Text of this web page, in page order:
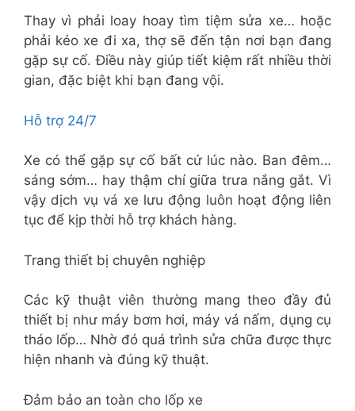
Thay vì phải loay hoay tìm tiệm sửa xe… hoặc
phải kéo xe đi xa, thợ sẽ đến tận nơi bạn đang
gặp sự cố. Điều này giúp tiết kiệm rất nhiều thời
gian, đặc biệt khi bạn đang vội.
Hỗ trợ 24/7
Xe có thể gặp sự cố bất cứ lúc nào. Ban đêm…
sáng sớm… hay thậm chí giữa trưa nắng gắt. Vì
vậy dịch vụ vá xe lưu động luôn hoạt động liên
tục để kịp thời hỗ trợ khách hàng.
Trang thiết bị chuyên nghiệp
Các kỹ thuật viên thường mang theo đầy đủ
thiết bị như máy bơm hơi, máy vá nấm, dụng cụ
tháo lốp… Nhờ đó quá trình sửa chữa được thực
hiện nhanh và đúng kỹ thuật.
Đảm bảo an toàn cho lốp xe